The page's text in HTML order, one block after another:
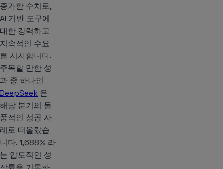
증가한 수치로,
AI 기반 도구에
대한 강력하고
지속적인 수요
를 시사합니다.
주목할 만한 성
과 중 하나인
DeepSeek 은
해당 분기의 돌
풍적인 성공 사
례로 떠올랐습
니다. 1,688% 라
는 압도적인 성